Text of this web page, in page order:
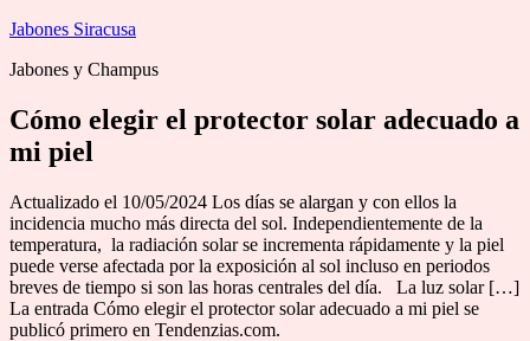
Saltar
contenido
Jabones Siracusa
Jabones y Champus
Cómo elegir el protector solar adecuado a
mi piel
Actualizado el 10/05/2024 Los días se alargan y con ellos la
incidencia mucho más directa del sol. Independientemente de la
temperatura, la radiación solar se incrementa rápidamente y la piel
puede verse afectada por la exposición al sol incluso en periodos
breves de tiempo si son las horas centrales del día. La luz solar […]
La entrada Cómo elegir el protector solar adecuado a mi piel se
publicó primero en Tendenzias.com.